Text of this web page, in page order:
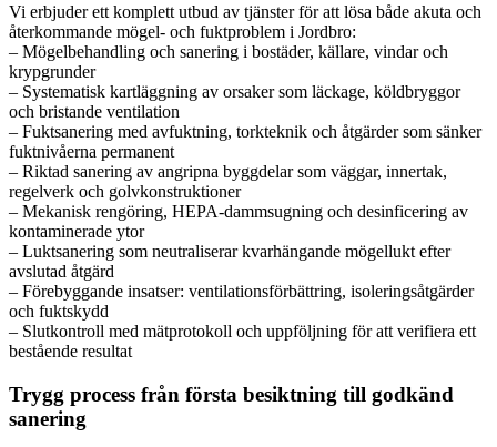
Vi erbjuder ett komplett utbud av tjänster för att lösa både akuta och
återkommande mögel- och fuktproblem i Jordbro:
– Mögelbehandling och sanering i bostäder, källare, vindar och
krypgrunder
– Systematisk kartläggning av orsaker som läckage, köldbryggor
och bristande ventilation
– Fuktsanering med avfuktning, torkteknik och åtgärder som sänker
fuktnivåerna permanent
– Riktad sanering av angripna byggdelar som väggar, innertak,
regelverk och golvkonstruktioner
– Mekanisk rengöring, HEPA-dammsugning och desinficering av
kontaminerade ytor
– Luktsanering som neutraliserar kvarhängande mögellukt efter
avslutad åtgärd
– Förebyggande insatser: ventilationsförbättring, isoleringsåtgärder
och fuktskydd
– Slutkontroll med mätprotokoll och uppföljning för att verifiera ett
bestående resultat
Trygg process från första besiktning till godkänd
sanering